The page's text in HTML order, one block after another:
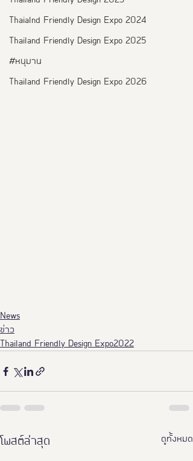
Thaialnd Friendly Design Expo 2024
Thailand Friendly Design Expo 2025
#หนุมาน
Thailand Friendly Design Expo 2026
News
ข่าว
Thailand Friendly Design Expo2022
โพสต์ล่าสุด ดูทั้งหมด